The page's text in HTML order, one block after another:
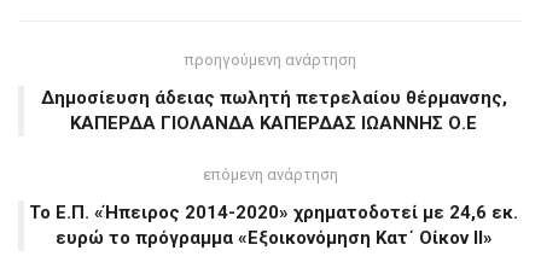
προηγούμενη ανάρτηση
Δημοσίευση άδειας πωλητή πετρελαίου θέρμανσης,
ΚΑΠΕΡΔΑ ΓΙΟΛΑΝΔΑ ΚΑΠΕΡΔΑΣ ΙΩΑΝΝΗΣ Ο.Ε
επόμενη ανάρτηση
To E.Π. «Ήπειρος 2014-2020» χρηματοδοτεί με 24,6 εκ.
ευρώ το πρόγραμμα «Εξοικονόμηση Κατ΄ Οίκον ΙΙ»